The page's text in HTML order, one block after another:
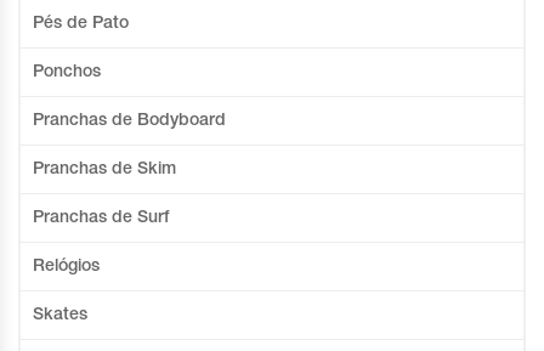
Pés de Pato
Ponchos
Pranchas de Bodyboard
Pranchas de Skim
Pranchas de Surf
Relógios
Skates